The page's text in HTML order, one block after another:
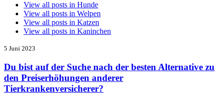
View all posts in Hunde
View all posts in Welpen
View all posts in Katzen
View all posts in Kaninchen
5 Juni 2023
Du bist auf der Suche nach der besten Alternative zu
den Preiserhöhungen anderer
Tierkrankenversicherer?